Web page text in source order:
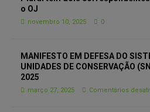
o OJ
novembro 10, 2025 0
MANIFESTO EM DEFESA DO
UNIDADES DE CONSERVAÇÃO
2025
março 27, 2025 Comentários